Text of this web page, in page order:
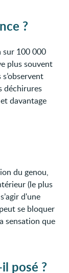
?
sur 100 000
plus souvent
déchirures
davantage
du genou,
(le plus
d'une
se bloquer
sensation que
posé ?